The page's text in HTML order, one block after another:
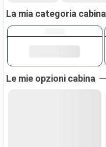
La mia categoria cabina
Le mie opzioni cabina